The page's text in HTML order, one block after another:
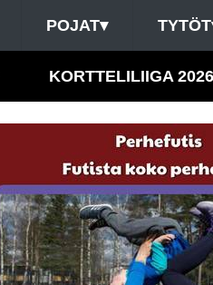
POJAT▾ TYTÖT
KORTTELILIIGA 2026